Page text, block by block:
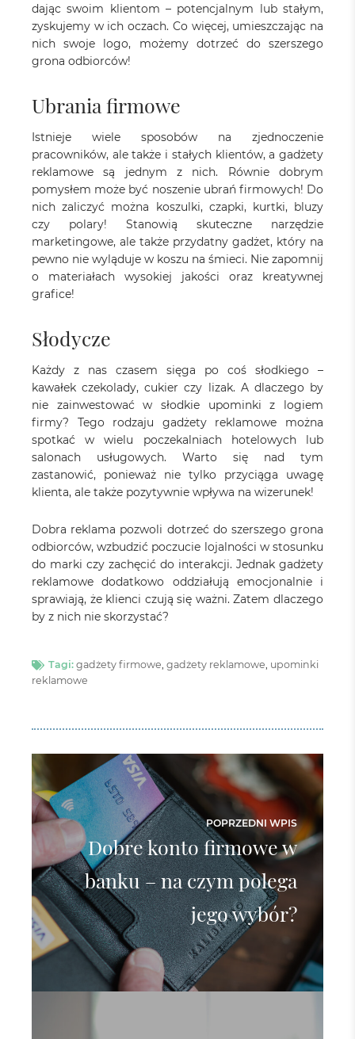
dając swoim klientom – potencjalnym lub stałym,
zyskujemy w ich oczach. Co więcej, umieszczając na
nich swoje logo, możemy dotrzeć do szerszego
grona odbiorców!
Ubrania firmowe
Istnieje wiele sposobów na zjednoczenie
pracowników, ale także i stałych klientów, a gadżety
reklamowe są jednym z nich. Równie dobrym
pomysłem może być noszenie ubrań firmowych! Do
nich zaliczyć można koszulki, czapki, kurtki, bluzy
czy polary! Stanowią skuteczne narzędzie
marketingowe, ale także przydatny gadżet, który na
pewno nie wyląduje w koszu na śmieci. Nie zapomnij
o materiałach wysokiej jakości oraz kreatywnej
grafice!
Słodycze
Każdy z nas czasem sięga po coś słodkiego –
kawałek czekolady, cukier czy lizak. A dlaczego by
nie zainwestować w słodkie upominki z logiem
firmy? Tego rodzaju gadżety reklamowe można
spotkać w wielu poczekalniach hotelowych lub
salonach usługowych. Warto się nad tym
zastanowić, ponieważ nie tylko przyciąga uwagę
klienta, ale także pozytywnie wpływa na wizerunek!
Dobra reklama pozwoli dotrzeć do szerszego grona
odbiorców, wzbudzić poczucie lojalności w stosunku
do marki czy zachęcić do interakcji. Jednak gadżety
reklamowe dodatkowo oddziałują emocjonalnie i
sprawiają, że klienci czują się ważni. Zatem dlaczego
by z nich nie skorzystać?
Tagi: gadżety firmowe, gadżety reklamowe, upominki
reklamowe
POPRZEDNI WPIS
Dobre konto firmowe w
banku – na czym polega
jego wybór?